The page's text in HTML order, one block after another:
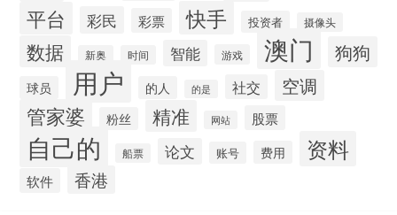
平台 彩民 彩票 快手 投资者 摄像头
数据 新奥 时间 智能 游戏 澳门 狗狗
球员 用户 的人 的是 社交 空调
管家婆 粉丝 精准 网站 股票
自己的 船票 论文 账号 费用 资料
软件 香港